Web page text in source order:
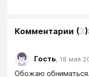
Комментарии (3
Гость, 18 мая
Обожаю обниматься.